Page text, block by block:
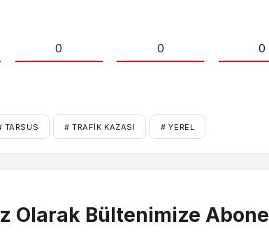
0 0 0
TARSUS # TRAFIK KAZASI # YEREL
Olarak Bültenimize Abone